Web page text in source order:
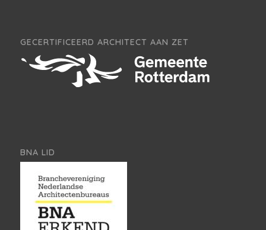
GECERTIFICEERD ARCHITECT AAN ZET
BNA LID